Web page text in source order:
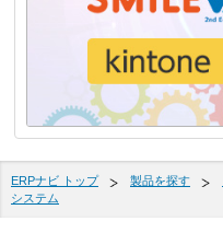
ERPナビ トップ 製品を探す
システム